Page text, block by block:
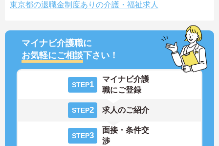
東京都の退職金制度ありの介護・福祉求人
マイナビ介護職に
お気軽にご相談下さい！
STEP1
マイナビ介護
職にご登録
STEP2 求人のご紹介
STEP3
面接・条件交
渉